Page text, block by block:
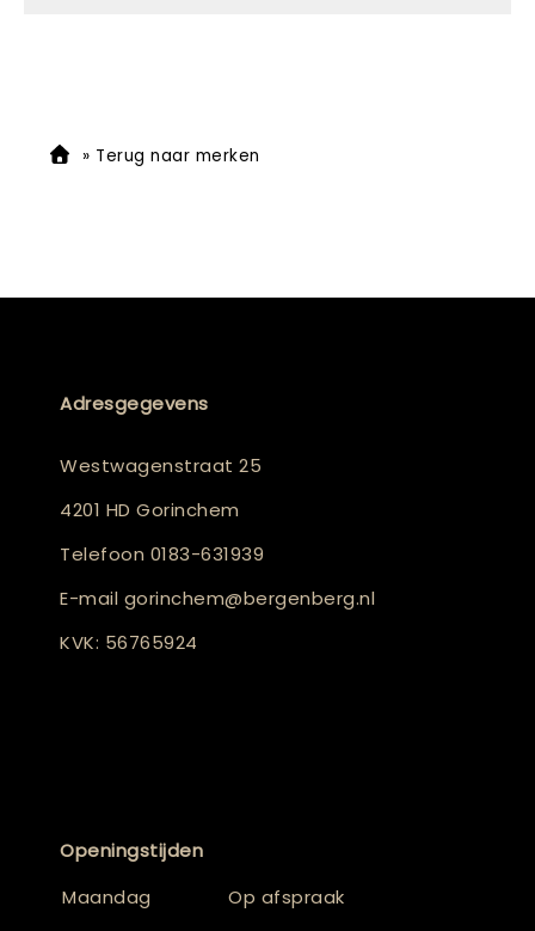
» Terug naar merken
Adresgegevens
Westwagenstraat 25
4201 HD Gorinchem
Telefoon 0183-631939
E-mail gorinchem@bergenberg.nl
KVK: 56765924
Openingstijden
Maandag
Op afspraak